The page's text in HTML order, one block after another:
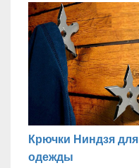
Крючки Ниндзя для
одежды